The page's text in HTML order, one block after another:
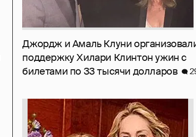
Джордж и Амаль Клуни
поддержку Хилари Клинтон ужин с
билетами по 33 тысячи долларов